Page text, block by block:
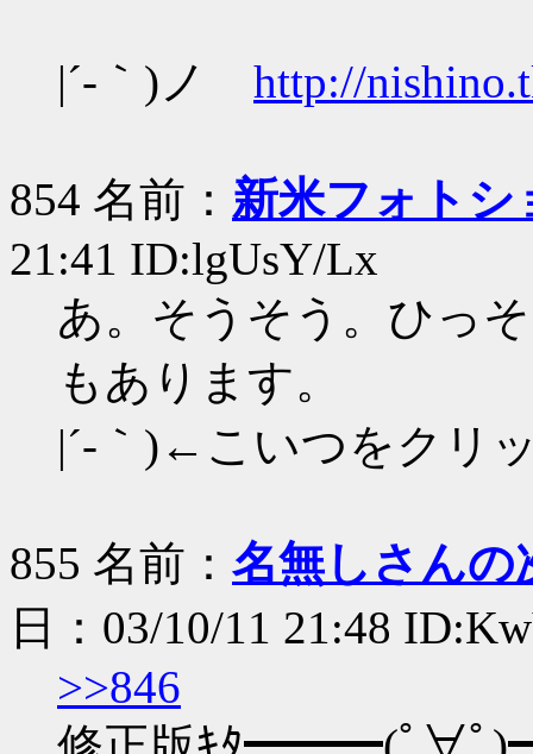
|´-｀)ノ http://
854 名前： 新米フォトシ
21:41 ID:lgUsY/Lx
あ。そうそう。ひっ
もあります。
|´-｀)←こいつをクリ
855 名前： 名無しさんの
日：03/10/11 21:48
>>846